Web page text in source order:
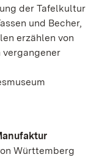
der Tafelkultur
und Becher,
erzählen von
vergangener
Württemberg